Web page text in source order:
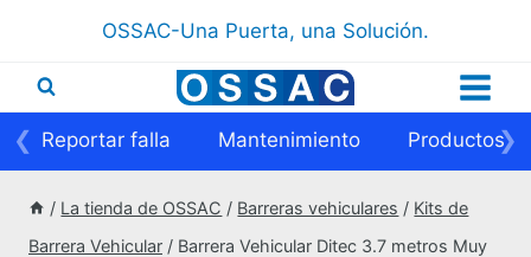
contenido
OSSAC-Una Puerta, una Solución.
Reportar falla Mantenimiento Productos
❮ ❯
/ La tienda de OSSAC / Barreras vehiculares / Kits de
Barrera Vehicular / Barrera Vehicular Ditec 3.7 metros Muy